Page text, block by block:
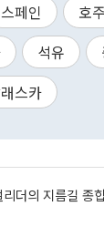
스페인 호주
석유
스카
더의 지름길